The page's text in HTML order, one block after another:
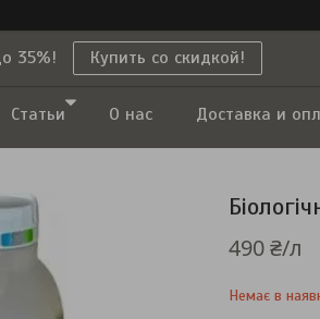
35%! Купить со скидкой!
Статьи О нас Доставка и
490 ₴/л
Немає в